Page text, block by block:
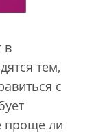
в
тем,
с
проще ли